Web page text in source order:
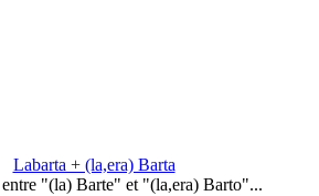
Labarta + (la,era) Barta
"(la) Barte" et "(la,era) Barto"...